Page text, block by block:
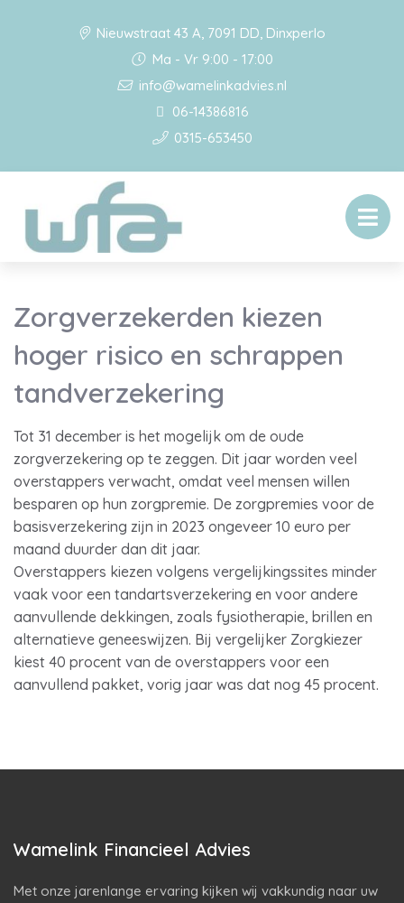
Nieuwstraat 43 A, 7091 DD, Dinxperlo
Ma - Vr 9:00 - 17:00
info@wamelinkadvies.nl
06-14386816
0315-653450
Zorgverzekerden kiezen
hoger risico en schrappen
tandverzekering
Tot 31 december is het mogelijk om de oude
zorgverzekering op te zeggen. Dit jaar worden veel
overstappers verwacht, omdat veel mensen willen
besparen op hun zorgpremie. De zorgpremies voor de
basisverzekering zijn in 2023 ongeveer 10 euro per
maand duurder dan dit jaar.
Overstappers kiezen volgens vergelijkingssites minder
vaak voor een tandartsverzekering en voor andere
aanvullende dekkingen, zoals fysiotherapie, brillen en
alternatieve geneeswijzen. Bij vergelijker Zorgkiezer
kiest 40 procent van de overstappers voor een
aanvullend pakket, vorig jaar was dat nog 45 procent.
Wamelink Financieel Advies
Met onze jarenlange ervaring kijken wij vakkundig naar uw